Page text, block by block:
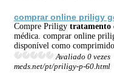
comprar online priligy
Compre Priligy tratamento
médica. comprar online
disponível como
Avaliado 0 vezes
meds.net/pt/priligy-p-60.html